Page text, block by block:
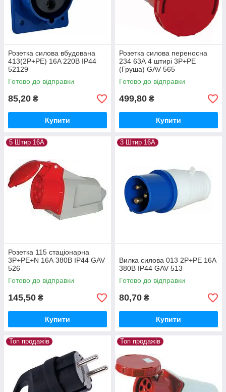
Розетка силова вбудована
413(2P+PE) 16A 220В IP44
52129
Готово до відправки
85,20 ₴
Купити
Розетка силова переносна
234 63А 4 штирі 3Р+РЕ
(Груша) GAV 565
Готово до відправки
499,80 ₴
Купити
5 Штир 16А
Розетка 115 стаціонарна
3Р+РЕ+N 16А 380В IP44 GAV
526
Готово до відправки
145,50 ₴
Купити
3 Штир 16А
Вилка силова 013 2Р+РЕ 16А
380В IP44 GAV 513
Готово до відправки
80,70 ₴
Купити
Топ продажів Топ продажів